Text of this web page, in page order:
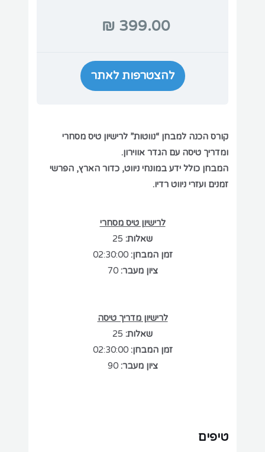
399.00 ₪
להצטרפות לאתר
קורס הכנה למבחן “נווטות” לרישיון טיס מסחרי
ומדריך טיסה עם הגדר אווירון.
המבחן כולל ידע במונחי ניווט, כדור הארץ, הפרשי
זמנים ועזרי ניווט רדיו.
לרישיון טיס מסחרי
שאלות:
זמן המבחן: 02:30:00
ציון מעבר: 70
לרישיון מדריך טיסה
שאלות:
זמן המבחן: 02:30:00
ציון מעבר: 90
טיפים